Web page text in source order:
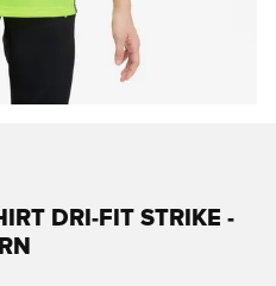
DRI-FIT STRIKE -